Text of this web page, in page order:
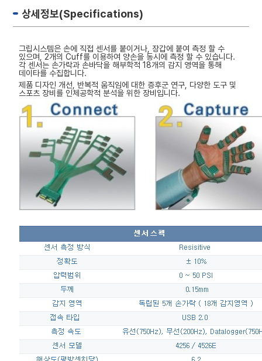
상세정보(Specifications)
그립시스템은 손에 직접 센서를 붙이거나, 장갑에 붙여 측정 할 수
있으며, 2개의 Cuff를 이용하여 양손을 동시에 측정 할 수 있습니다.
각 센서는 손가락과 손바닥을 해부학적 18개의 감지 영역을 통해
데이타를 수집합니다.
제품 디자인 개선, 반복적 움직임에 대한 증후군 연구, 다양한 도구 및
스포츠 장비를 인체공학적 분석을 위한 장비입니다.